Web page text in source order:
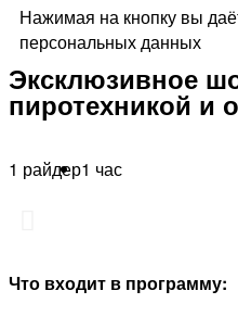
Нажимая на кнопку вы
персональных данных
Эксклюзивное
пиротехникой и
1 райдер1 час
Что входит в программу: